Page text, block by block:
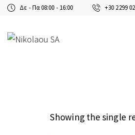
Δε - Πα 08:00 - 16:00 +30 2299
Showing the single